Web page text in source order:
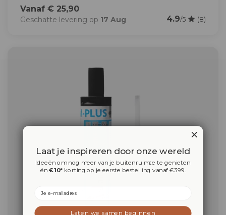
Vanaf € 25,90
Geschatte levering op 17 Aug 4.9/5 (8)
Laat je inspireren door onze wereld
Ideeën om nog meer van je buitenruimte te genieten
én€10* korting op je eerste bestelling vanaf €399.
Laten we samen beginnen